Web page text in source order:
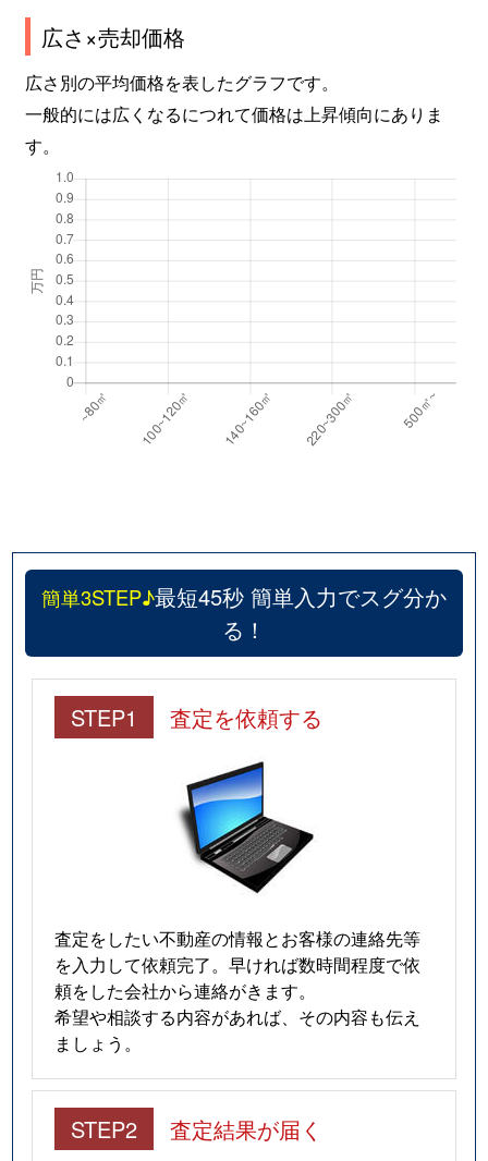
広さ×売却価格
広さ別の平均価格を表したグラフです。
一般的には広くなるにつれて価格は上昇傾向にありま
す。
簡単3STEP♪最短45秒 簡単入力でスグ分か
る！
STEP1 査定を依頼する
査定をしたい不動産の情報とお客様の連絡先等
を入力して依頼完了。早ければ数時間程度で依
頼をした会社から連絡がきます。
希望や相談する内容があれば、その内容も伝え
ましょう。
STEP2 査定結果が届く